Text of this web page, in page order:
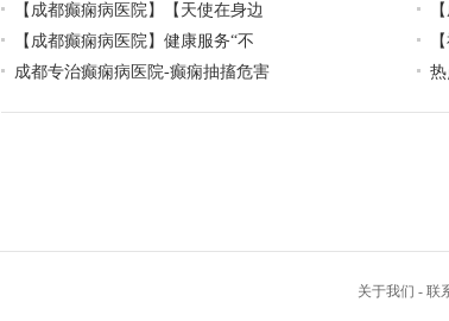
【成都癫痫病医院】【天使在身边
【成都癫痫病医院】健康服务“不
成都专治癫痫病医院-癫痫抽搐危害
关于我们 - 联